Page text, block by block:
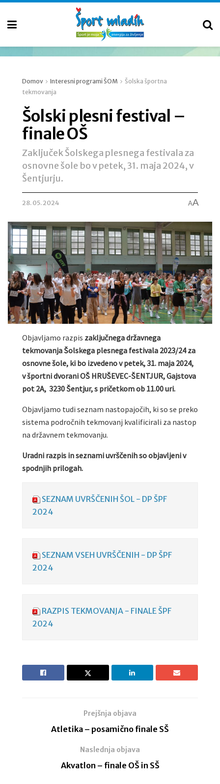
Domov Interesni programi ŠOM
Šolska športna
tekmovanja
Šolski plesni festival –
finale OŠ
Zaključek Šolskega plesnega festivala za
osnovne šole bo v petek, 31. maja 2024, v
Šentjurju.
28. 05. 2024 AA
Objavljamo razpis zaključnega državnega
tekmovanja Šolskega plesnega festivala 2023/24 za
osnovne šole, ki bo izvedeno v petek, 31. maja 2024,
v športni dvorani OŠ HRUŠEVEC-ŠENTJUR, Gajstova
pot 2A, 3230 Šentjur, s pričetkom ob 11.00 uri.
Objavljamo tudi seznam nastopajočih, ki so se preko
sistema področnih tekmovanj kvalificirali za nastop
na državnem tekmovanju.
Uradni razpis in seznami uvrščenih so objavljeni v
spodnjih prilogah.
SEZNAM UVRŠČENIH ŠOL - DP ŠPF
2024
SEZNAM VSEH UVRŠČENIH - DP ŠPF
2024
RAZPIS TEKMOVANJA - FINALE ŠPF
2024
Prejšnja objava
Atletika – posamično finale SŠ
Naslednja objava
Akvatlon – finale OŠ in SŠ